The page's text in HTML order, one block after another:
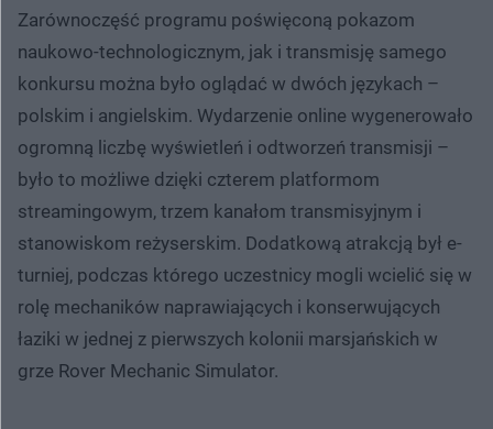
Zarównoczęść programu poświęconą pokazom
naukowo-technologicznym, jak i transmisję samego
konkursu można było oglądać w dwóch językach –
polskim i angielskim. Wydarzenie online wygenerowało
ogromną liczbę wyświetleń i odtworzeń transmisji –
było to możliwe dzięki czterem platformom
streamingowym, trzem kanałom transmisyjnym i
stanowiskom reżyserskim. Dodatkową atrakcją był e-
turniej, podczas którego uczestnicy mogli wcielić się w
rolę mechaników naprawiających i konserwujących
łaziki w jednej z pierwszych kolonii marsjańskich w
grze Rover Mechanic Simulator.